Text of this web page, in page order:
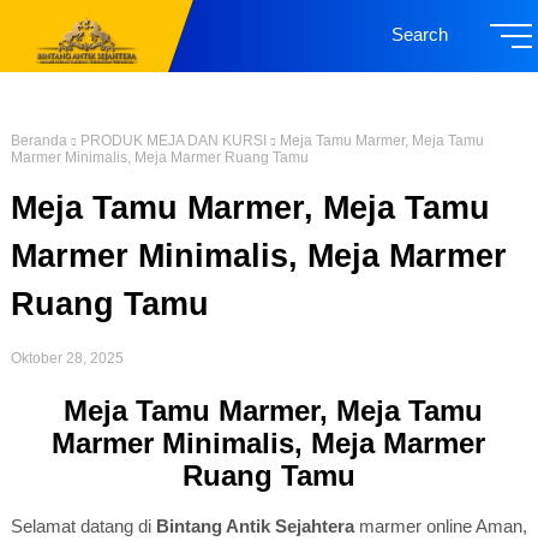
Search
Beranda PRODUK MEJA DAN KURSI
Meja Tamu Marmer, Meja Tamu
Marmer Minimalis, Meja Marmer Ruang Tamu
Meja Tamu Marmer, Meja Tamu
Marmer Minimalis, Meja Marmer
Ruang Tamu
Oktober 28, 2025
Meja Tamu Marmer, Meja Tamu
Marmer Minimalis, Meja Marmer
Ruang Tamu
Selamat datang di Bintang Antik Sejahteramarmer online Aman,